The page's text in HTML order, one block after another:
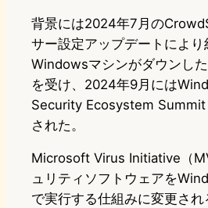
背景には2024年7月の
サー設定アップデートによ
Windowsマシンがダウンし
を受け、2024年9月には
Security Ecosystem Summit
された。
Microsoft Virus Initiative（
ュリティソフトウェアを
で実行する仕組みに変更さ